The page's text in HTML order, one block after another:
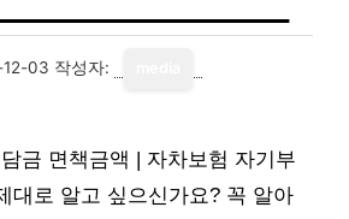
03 작성자:
금 면책금액 | 자차보험 자기부
대로 알고 싶으신가요? 꼭 알아